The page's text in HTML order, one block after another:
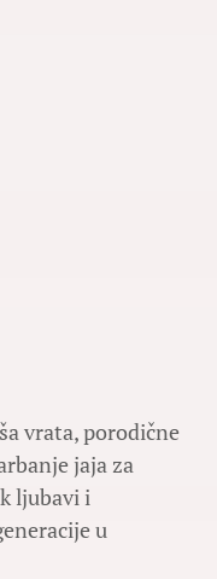
vrata, porodične
jaja za
ljubavi i
u